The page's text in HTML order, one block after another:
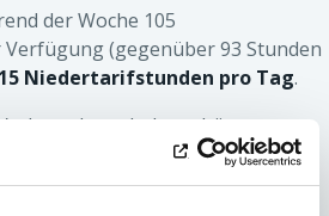
der Woche 105
(gegenüber 93 Stunden
15 Niedertarifstunden pro Tag.
hätte
auf Ihre Rechnung und das